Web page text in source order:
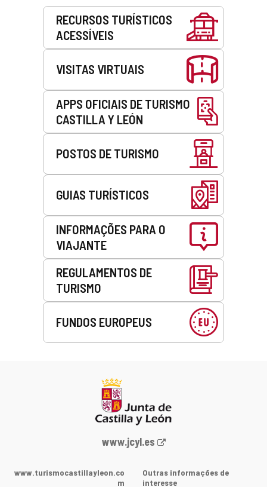
RECURSOS TURÍSTICOS
ACESSÍVEIS
VISITAS VIRTUAIS
APPS OFICIAIS DE TURISMO
CASTILLA Y LEÓN
POSTOS DE TURISMO
GUIAS TURÍSTICOS
INFORMAÇÕES PARA O
VIAJANTE
REGULAMENTOS DE
TURISMO
FUNDOS EUROPEUS
Portal
Junta
www.jcyl.es
www.turismocastillayleon.co
m
Outras informações de
interesse